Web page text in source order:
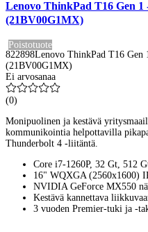
Lenovo ThinkPad T16 Gen
(21BV00G1MX)
Poistotuote
822898Lenovo ThinkPad T16 Gen
(21BV00G1MX)
Ei arvosanaa
(0)
Monipuolinen ja kestävä
kommunikointia helpottavilla
Thunderbolt 4 -liitäntä.
Core i7-1260P, 32 Gt, 512
16" WQXGA (2560x1600)
NVIDIA GeForce MX550
Kestävä kannettava
3 vuoden Premier-tuki ja -